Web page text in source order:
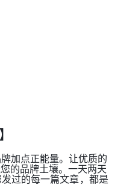
加点正能量。让优质的
的品牌土壤。一天两天
发过的每一篇文章，都是